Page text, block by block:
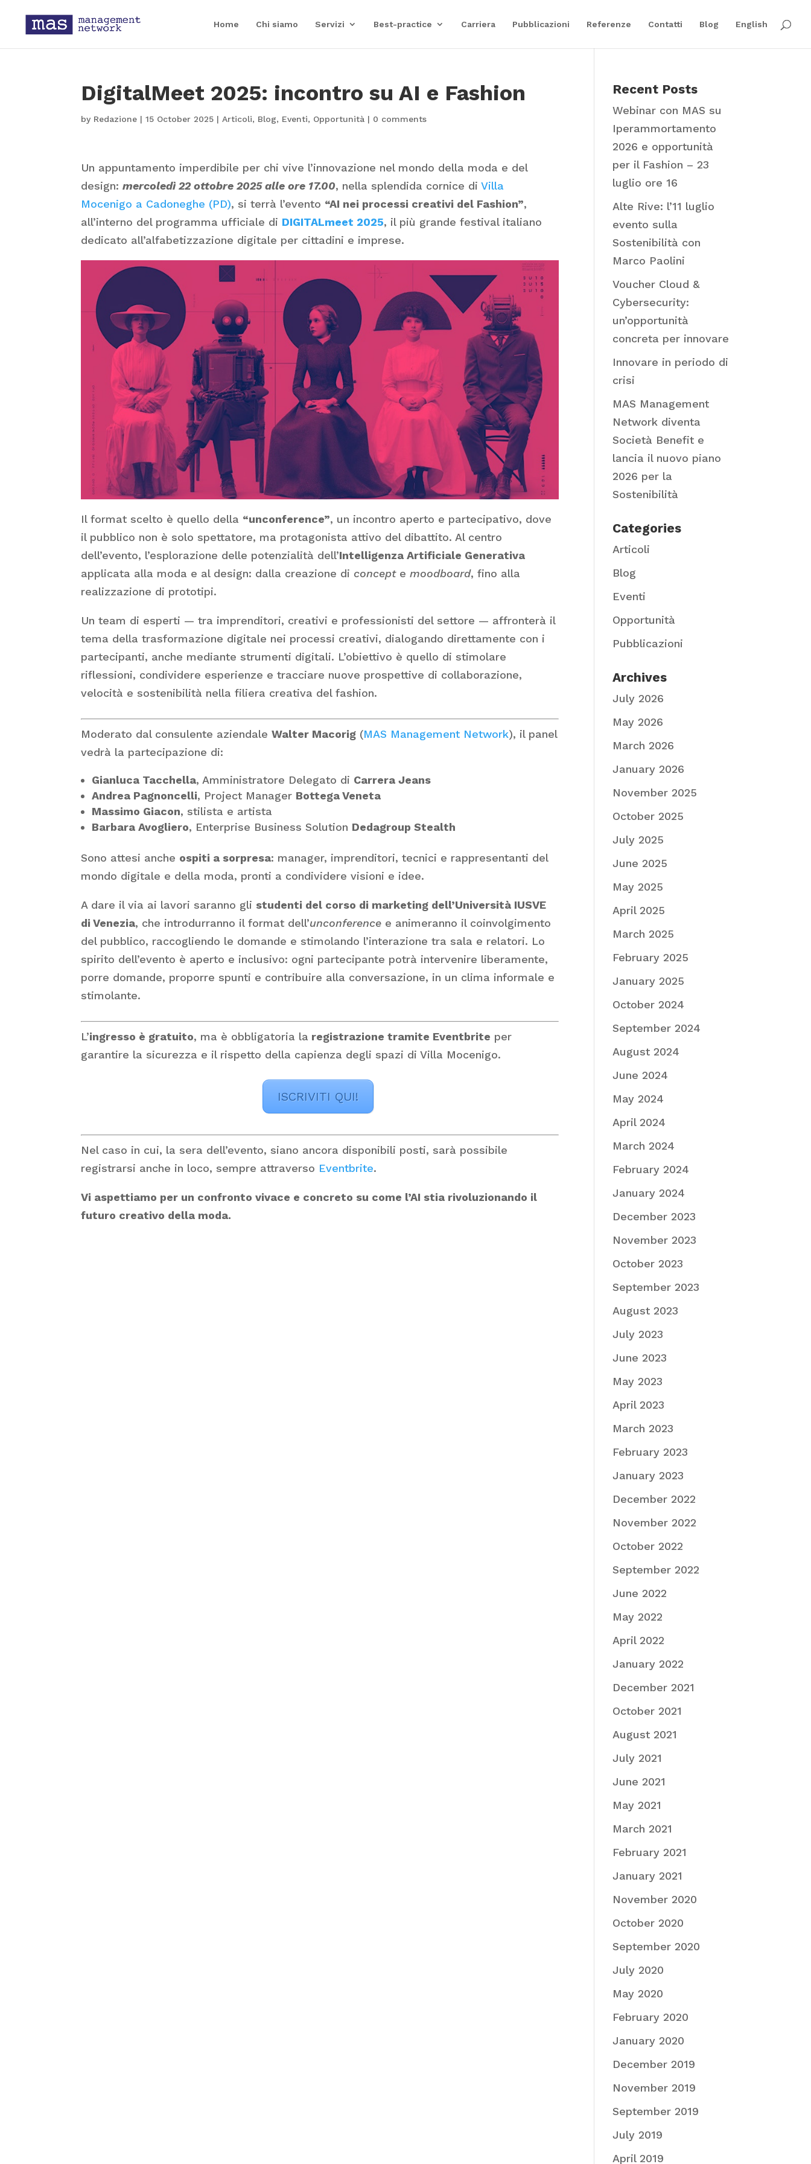
Home Chi siamo Servizi Best-practice Carriera Pubblicazioni Referenze Contatti Blog English
DigitalMeet 2025: incontro su AI e Fashion
by Redazione |15 October 2025 | Articoli, Blog, Eventi, Opportunità | 0 comments
Un appuntamento imperdibile per chi vive l’innovazione nel mondo della moda e del
design:mercoledì 22 ottobre 2025 alle ore 17.00, nella splendida cornice diVilla
Mocenigo a Cadoneghe (PD), si terrà l’evento “AI nei processi creativi del Fashion”,
all’interno del programma ufficiale di DIGITALmeet 2025, il più grande festival italiano
dedicato all’alfabetizzazione digitale per cittadini e imprese.
Il format scelto è quello della “unconference”, un incontro aperto e partecipativo, dove
il pubblico non è solo spettatore, ma protagonista attivo del dibattito. Al centro
dell’evento, l’esplorazione delle potenzialità dell’Intelligenza Artificiale Generativa
applicata alla moda e al design: dalla creazione di conceptemoodboard, fino alla
realizzazione di prototipi.
Un team di esperti — tra imprenditori, creativi e professionisti del settore — affronterà il
tema della trasformazione digitale nei processi creativi, dialogando direttamente con i
partecipanti, anche mediante strumenti digitali. L’obiettivo è quello di stimolare
riflessioni, condividere esperienze e tracciare nuove prospettive di collaborazione,
velocità e sostenibilità nella filiera creativa del fashion.
Moderato dal consulente aziendaleWalter Macorig (MAS Management Network), il panel
vedrà la partecipazione di:
Gianluca Tacchella, Amministratore Delegato di Carrera Jeans
Andrea Pagnoncelli, Project Manager Bottega Veneta
Massimo Giacon, stilista e artista
Barbara Avogliero, Enterprise Business Solution Dedagroup Stealth
Sono attesi anche ospiti a sorpresa: manager, imprenditori, tecnici e rappresentanti del
mondo digitale e della moda, pronti a condividere visioni e idee.
A dare il via ai lavori saranno gli studenti del corso di marketing dell’Università IUSVE
di Venezia, che introdurranno il format dell’unconference e animeranno il coinvolgimento
del pubblico, raccogliendo le domande e stimolando l’interazione tra sala e relatori. Lo
spirito dell’evento è aperto e inclusivo: ogni partecipante potrà intervenire liberamente,
porre domande, proporre spunti e contribuire alla conversazione, in un clima informale e
stimolante.
L’ingresso è gratuito, ma è obbligatoria la registrazione tramite Eventbrite per
garantire la sicurezza e il rispetto della capienza degli spazi di Villa Mocenigo.
ISCRIVITI QUI!
Nel caso in cui, la sera dell’evento, siano ancora disponibili posti, sarà possibile
registrarsi anche in loco, sempre attraverso Eventbrite.
Vi aspettiamo per un confronto vivace e concreto su come l’AI stia rivoluzionando il
futuro creativo della moda.
Recent Posts
Webinar con MAS su
Iperammortamento
2026 e opportunità
per il Fashion – 23
luglio ore 16
Alte Rive: l’11 luglio
evento sulla
Sostenibilità con
Marco Paolini
Voucher Cloud &
Cybersecurity:
un’opportunità
concreta per innovare
Innovare in periodo di
crisi
MAS Management
Network diventa
Società Benefit e
lancia il nuovo piano
2026 per la
Sostenibilità
Categories
Articoli
Blog
Eventi
Opportunità
Pubblicazioni
Archives
July 2026
May 2026
March 2026
January 2026
November 2025
October 2025
July 2025
June 2025
May 2025
April 2025
March 2025
February 2025
January 2025
October 2024
September 2024
August 2024
June 2024
May 2024
April 2024
March 2024
February 2024
January 2024
December 2023
November 2023
October 2023
September 2023
August 2023
July 2023
June 2023
May 2023
April 2023
March 2023
February 2023
January 2023
December 2022
November 2022
October 2022
September 2022
June 2022
May 2022
April 2022
January 2022
December 2021
October 2021
August 2021
July 2021
June 2021
May 2021
March 2021
February 2021
January 2021
November 2020
October 2020
September 2020
July 2020
May 2020
February 2020
January 2020
December 2019
November 2019
September 2019
July 2019
April 2019